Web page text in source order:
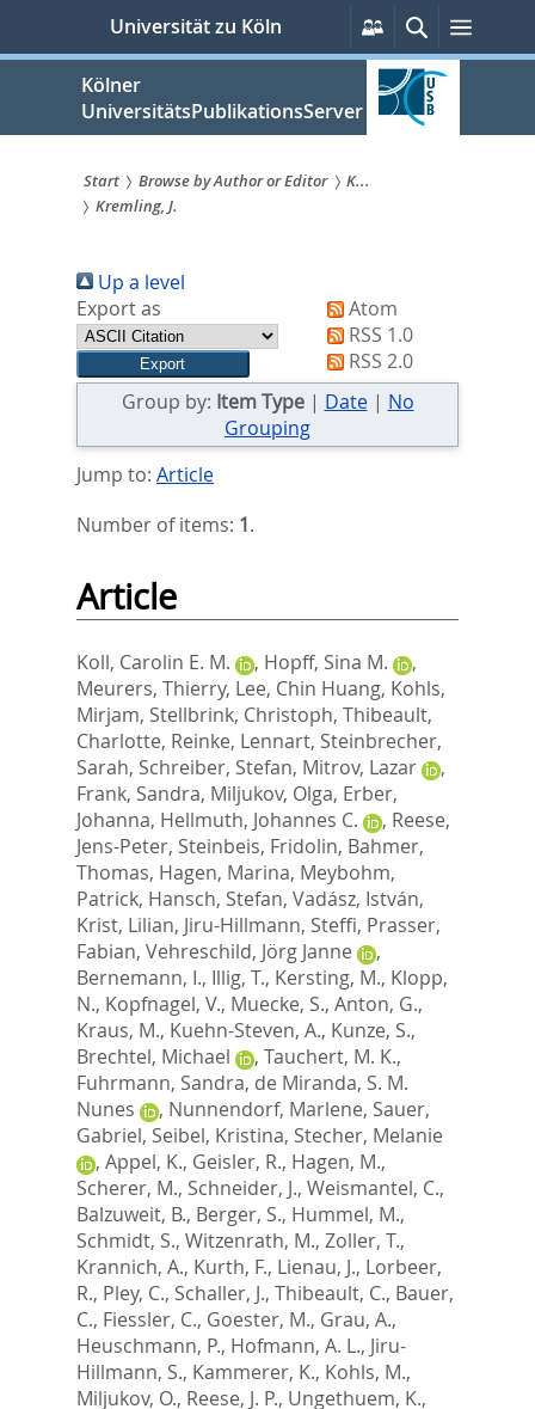
springen
Universität zu Köln
Persönliche
Services
Suche
Kölner
UniversitätsPublikationsServer
Sie
sind
hier:
Start Browse by Author or Editor
K...
Kremling, J.
Up a level
Export as
Atom
RSS 1.0
RSS 2.0
Group by: Item Type| Date| No
Grouping
Jump to: Article
Number of items: 1.
Article
Koll, Carolin E. M. , Hopff, Sina M.
,
Meurers, Thierry, Lee, Chin Huang, Kohls,
Mirjam, Stellbrink, Christoph, Thibeault,
Charlotte, Reinke, Lennart, Steinbrecher,
Sarah, Schreiber, Stefan, Mitrov, Lazar
,
Frank, Sandra, Miljukov, Olga, Erber,
Johanna, Hellmuth, Johannes C. , Reese,
Jens-Peter, Steinbeis, Fridolin, Bahmer,
Thomas, Hagen, Marina, Meybohm,
Patrick, Hansch, Stefan, Vadász, István,
Krist, Lilian, Jiru-Hillmann, Steffi, Prasser,
Fabian, Vehreschild, Jörg Janne
,
Bernemann, I., Illig, T., Kersting, M., Klopp,
N., Kopfnagel, V., Muecke, S., Anton, G.,
Kraus, M., Kuehn-Steven, A., Kunze, S.,
Brechtel, Michael
, Tauchert, M. K.,
Fuhrmann, Sandra, de Miranda, S. M.
Nunes
, Nunnendorf, Marlene, Sauer,
Gabriel, Seibel, Kristina, Stecher, Melanie
, Appel, K., Geisler, R., Hagen, M.,
Scherer, M., Schneider, J., Weismantel, C.,
Balzuweit, B., Berger, S., Hummel, M.,
Schmidt, S., Witzenrath, M., Zoller, T.,
Krannich, A., Kurth, F., Lienau, J., Lorbeer,
R., Pley, C., Schaller, J., Thibeault, C., Bauer,
C., Fiessler, C., Goester, M., Grau, A.,
Heuschmann, P., Hofmann, A. L., Jiru-
Hillmann, S., Kammerer, K., Kohls, M.,
Miljukov, O., Reese, J. P., Ungethuem, K.,